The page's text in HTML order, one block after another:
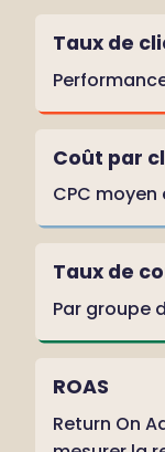
Taux de
Coût par
CPC
Taux de
Par groupe
ROAS
Return On